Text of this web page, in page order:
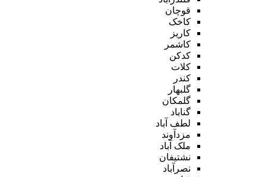
قوچان
کاخک
کاریز
کاشمر
کدکن
کلات
کندر
گلبهار
گلمکان
گناباد
لطف آباد
مزدآوند
ملک آباد
نشتیفان
نصرآباد